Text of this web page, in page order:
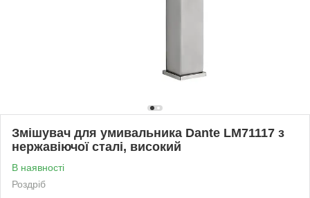
Змішувач для умивальника Dante LM71117 з
нержавіючої сталі, високий
В наявності
Роздріб